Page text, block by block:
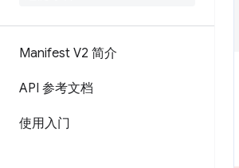
Manifest V2 简介
API 参考文档
使用入门